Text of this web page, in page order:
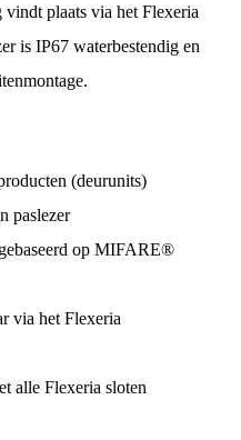
plaats via het Flexeria
is IP67 waterbestendig en
(deurunits)
paslezer
op MIFARE®
via het Flexeria
alle Flexeria sloten